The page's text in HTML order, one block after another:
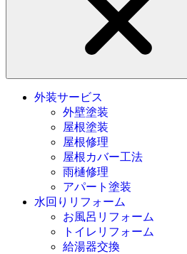
外装サービス
外壁塗装
屋根塗装
屋根修理
屋根カバー工法
雨樋修理
アパート塗装
水回りリフォーム
お風呂リフォーム
トイレリフォーム
給湯器交換